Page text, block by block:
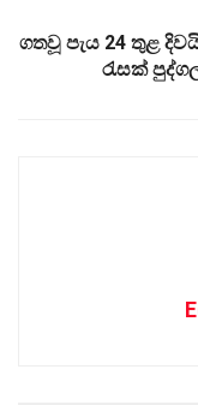
ගතවූ පැය 24 තුළ
රැසක්